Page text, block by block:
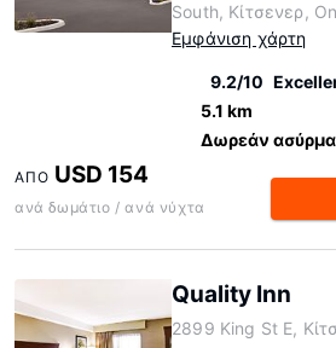
South, Κίτσενερ,
Εμφάνιση χάρτη
9.2/10
5.1 km
Δωρεάν
ΑΠΌ USD 154
ανά δωμάτιο / ανά νύχτα
Quality Inn
2899 King St E,